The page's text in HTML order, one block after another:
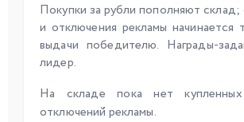
Покупки за рубли пополняют склад;
и отключения рекламы начинается
выдачи победителю. Награды-
лидер.
На складе пока нет
отключений рекламы.